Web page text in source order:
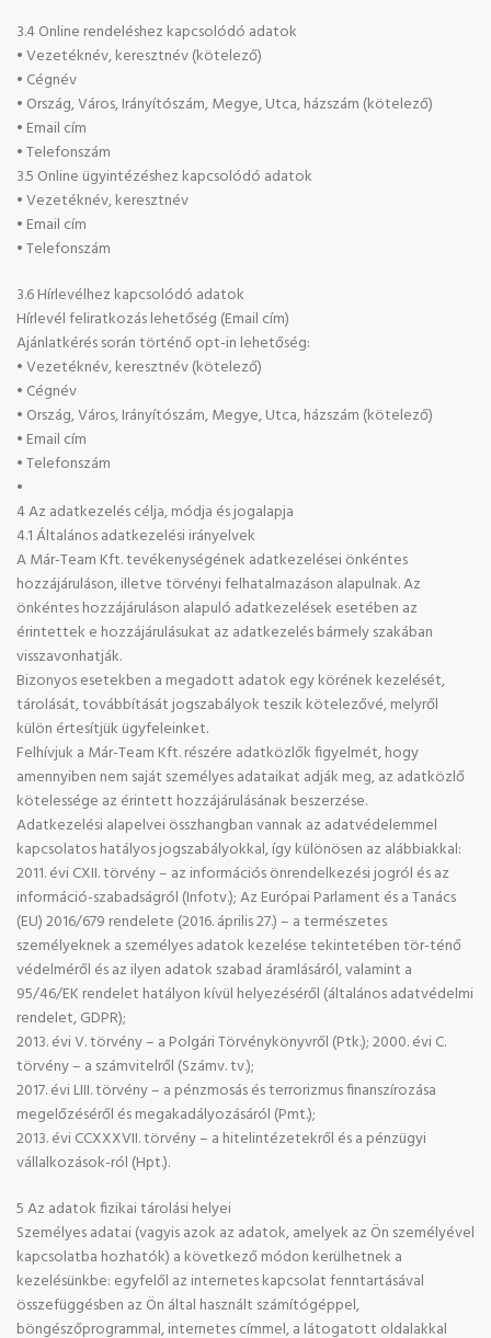
3.4 Online rendeléshez kapcsolódó adatok
• Vezetéknév, keresztnév (kötelező)
• Cégnév
• Ország, Város, Irányítószám, Megye, Utca, házszám (kötelező)
• Email cím
• Telefonszám
3.5 Online ügyintézéshez kapcsolódó adatok
• Vezetéknév, keresztnév
• Email cím
• Telefonszám
3.6 Hírlevélhez kapcsolódó adatok
Hírlevél feliratkozás lehetőség (Email cím)
Ajánlatkérés során történő opt-in lehetőség:
• Vezetéknév, keresztnév (kötelező)
• Cégnév
• Ország, Város, Irányítószám, Megye, Utca, házszám (kötelező)
• Email cím
• Telefonszám
•
4 Az adatkezelés célja, módja és jogalapja
4.1 Általános adatkezelési irányelvek
A Már-Team Kft. tevékenységének adatkezelései önkéntes
hozzájáruláson, illetve törvényi felhatalmazáson alapulnak. Az
önkéntes hozzájáruláson alapuló adatkezelések esetében az
érintettek e hozzájárulásukat az adatkezelés bármely szakában
visszavonhatják.
Bizonyos esetekben a megadott adatok egy körének kezelését,
tárolását, továbbítását jogszabályok teszik kötelezővé, melyről
külön értesítjük ügyfeleinket.
Felhívjuk a Már-Team Kft. részére adatközlők figyelmét, hogy
amennyiben nem saját személyes adataikat adják meg, az adatközlő
kötelessége az érintett hozzájárulásának beszerzése.
Adatkezelési alapelvei összhangban vannak az adatvédelemmel
kapcsolatos hatályos jogszabályokkal, így különösen az alábbiakkal:
2011. évi CXII. törvény – az információs önrendelkezési jogról és az
információ-szabadságról (Infotv.); Az Európai Parlament és a Tanács
(EU) 2016/679 rendelete (2016. április 27.) – a természetes
személyeknek a személyes adatok kezelése tekintetében tör-ténő
védelméről és az ilyen adatok szabad áramlásáról, valamint a
95/46/EK rendelet hatályon kívül helyezéséről (általános adatvédelmi
rendelet, GDPR);
2013. évi V. törvény – a Polgári Törvénykönyvről (Ptk.); 2000. évi C.
törvény – a számvitelről (Számv. tv.);
2017. évi LIII. törvény – a pénzmosás és terrorizmus finanszírozása
megelőzéséről és megakadályozásáról (Pmt.);
2013. évi CCXXXVII. törvény – a hitelintézetekről és a pénzügyi
vállalkozások-ról (Hpt.).
5 Az adatok fizikai tárolási helyei
Személyes adatai (vagyis azok az adatok, amelyek az Ön személyével
kapcsolatba hozhatók) a következő módon kerülhetnek a
kezelésünkbe: egyfelől az internetes kapcsolat fenntartásával
összefüggésben az Ön által használt számítógéppel,
böngészőprogrammal, internetes címmel, a látogatott oldalakkal